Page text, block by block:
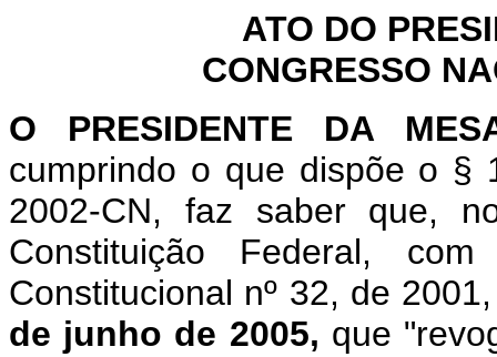
ATO DO
CONGRESSO
O PRESIDENTE DA
cumprindo o que dispõe o §
2002-CN, faz saber que,
Constituição Federal,
Constitucional nº 32, de
de junho de 2005, que